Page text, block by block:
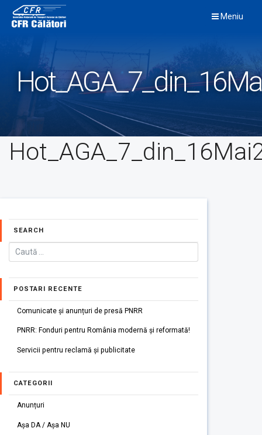
content
Meniu
SEARCH
POSTARI RECENTE
Comunicate și anunțuri de presă PNRR
PNRR: Fonduri pentru România modernă și reformată!
Servicii pentru reclamă și publicitate
CATEGORII
Anunțuri
Așa DA / Așa NU